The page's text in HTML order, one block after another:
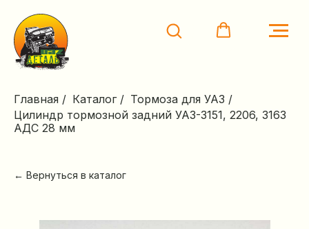
Главная / Каталог / Тормоза для УАЗ /
Цилиндр тормозной задний УАЗ-3151, 2206, 3163
АДС 28 мм
← Вернуться в каталог